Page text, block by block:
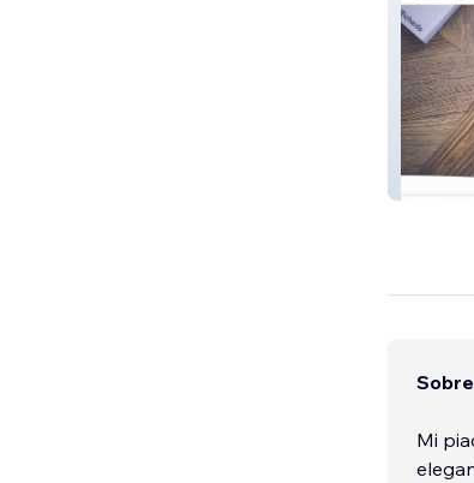
Camilla
Sobre
Mi